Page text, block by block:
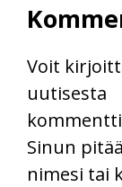
Voit
uutisesta
Sinun
nimesi tai